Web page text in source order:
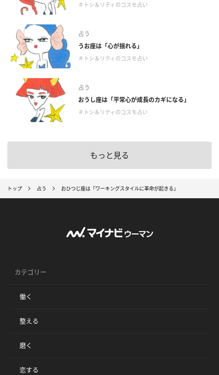
＃トシ＆リティのコスモ占い
占う
うお座は「心が揺れる」
＃トシ＆リティのコスモ占い
占う
おうし座は「平常心が成長のカギになる」
＃トシ＆リティのコスモ占い
もっと見る
トップ 占う おひつじ座は「ワーキングスタイルに革命が起きる」
カテゴリー
働く
整える
磨く
恋する